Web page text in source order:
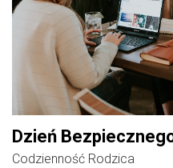
Dzień
Codzienność Rodzica